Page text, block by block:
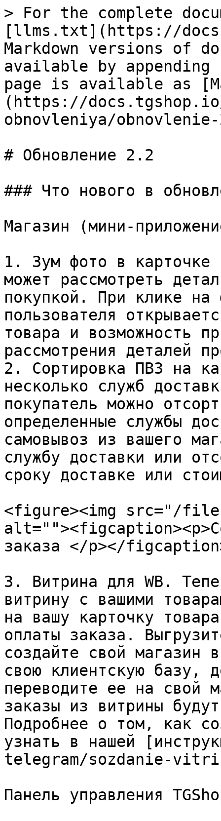
> For the complete
[llms.txt](https://
Markdown versions of
available by
page is available as
(https://
obnovleniya/
# Обновление 2.2
### Что нового в
Магазин (мини-
1. Зум фото в карточке
может рассмотреть
покупкой. При клике на
пользователя
товара и возможность
рассмотрения деталей
2. Сортировка ПВЗ на
несколько служб
покупатель можно
определенные службы
самовывоз из вашего
службу доставки или
сроку доставке или
<figure><img src="/files/
заказа </p></
3. Витрина для WB.
витрину с вашими
на вашу карточку
оплаты заказа.
создайте свой магазин
свою клиентскую базу,
переводите ее на свой
заказы из витрины
Подробнее о том, как
узнать в нашей
telegram/sozdanie-
Панель управления